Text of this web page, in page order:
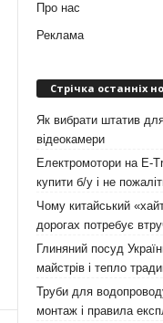
Про нас
Реклама
Стрічка останніх
Як вибрати штатив
відеокамери
Електромотори на E-
купити б/у і не
Чому китайський
дорогах потребує
Глиняний посуд
майстрів і тепло
Труби для водопроводу
монтаж і правила